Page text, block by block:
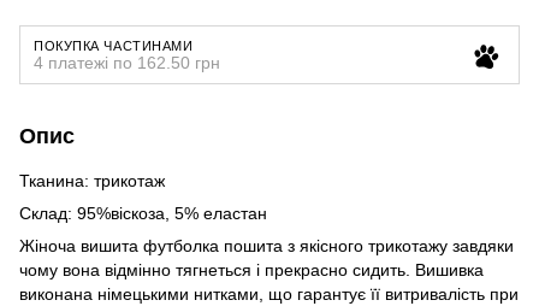
ПОКУПКА ЧАСТИНАМИ
4 платежі по 162.50 грн
Опис
Тканина: трикотаж
Склад: 95%віскоза, 5% еластан
Жіноча вишита футболка пошита з якісного трикотажу завдяки
чому вона відмінно тягнеться і прекрасно сидить. Вишивка
виконана німецькими нитками, що гарантує її витривалість при